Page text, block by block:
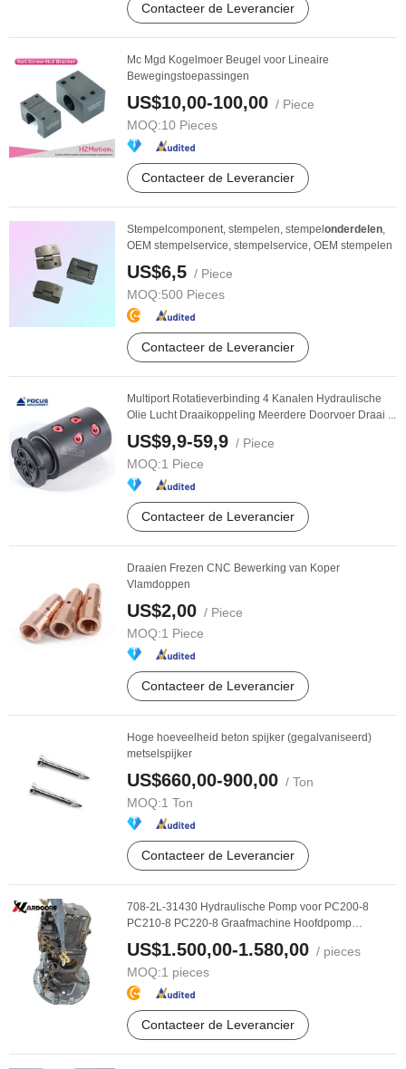
Contacteer de Leverancier
Mc Mgd Kogelmoer Beugel voor Lineaire
Bewegingstoepassingen
US$10,00-100,00 / Piece
MOQ:10 Pieces
Contacteer de Leverancier
Stempelcomponent, stempelen, stempel onderdelen,
OEM stempelservice, stempelservice, OEM stempelen
US$6,5 / Piece
MOQ:500 Pieces
Contacteer de Leverancier
Multiport Rotatieverbinding 4 Kanalen Hydraulische
Olie Lucht Draaikoppeling Meerdere Doorvoer Draai ...
US$9,9-59,9 / Piece
MOQ:1 Piece
Contacteer de Leverancier
Draaien Frezen CNC Bewerking van Koper
Vlamdoppen
US$2,00 / Piece
MOQ:1 Piece
Contacteer de Leverancier
Hoge hoeveelheid beton spijker (gegalvaniseerd)
metselspijker
US$660,00-900,00 / Ton
MOQ:1 Ton
Contacteer de Leverancier
708-2L-31430 Hydraulische Pomp voor PC200-8
PC210-8 PC220-8 Graafmachine Hoofdpomp
Onderdelen
US$1.500,00-1.580,00 / pieces
MOQ:1 pieces
Contacteer de Leverancier